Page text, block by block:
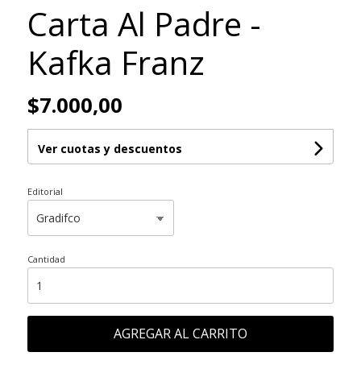
Carta Al Padre -
Kafka Franz
$7.000,00
Ver cuotas y descuentos
Editorial
Cantidad
AGREGAR AL CARRITO